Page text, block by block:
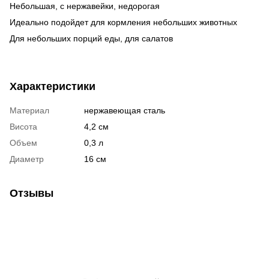
Небольшая, с нержавейки, недорогая
Идеально подойдет для кормления небольших животных
Для небольших порций еды, для салатов
Характеристики
Материал
нержавеющая сталь
Висота
4,2 см
Объем
0,3 л
Диаметр
16 см
Отзывы